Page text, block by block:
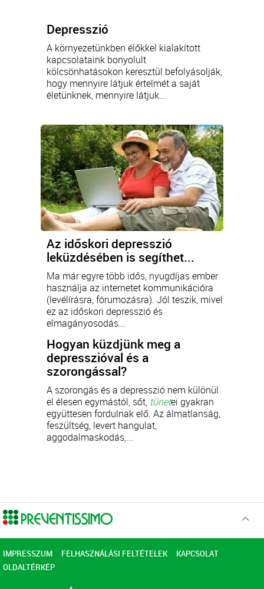
Depresszió
A környezetünkben élőkkel kialakított
kapcsolataink bonyolult
kölcsönhatásokon keresztül befolyásolják,
hogy mennyire látjuk értelmét a saját
életünknek, mennyire látjuk...
Az időskori depresszió
leküzdésében is segíthet...
Ma már egyre több idős, nyugdíjas ember
használja az internetet kommunikációra
(levélírásra, fórumozásra). Jól teszik, mivel
ez az időskori depresszió és
elmagányosodás...
Hogyan küzdjünk meg a
depresszióval és a
szorongással?
A szorongás és a depresszió nem különül
el élesen egymástól, sőt, tünetei gyakran
együttesen fordulnak elő. Az álmatlanság,
feszültség, levert hangulat,
aggodalmaskodás,...
elejére
IMPRESSZUM
FELHASZNÁLÁSI FELTÉTELEK
KAPCSOLAT
OLDALTÉRKÉP